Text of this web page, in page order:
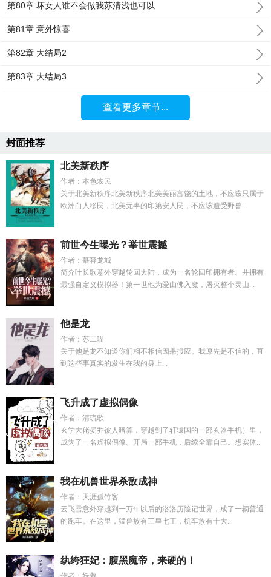
第80章 坏女人谁不会做我苏清浅也可以
第81章 意外惊喜
第82章 大结局2
第83章 大结局3
查看更多章节...
封面推荐
北美新秩序
作者：本色农民
关于北美新秩序北美新秩序北美美丽富饶的土地，不应该只属于
欧洲白人移民，北美无辜的印第安人民，不应该遭受野兽...
前世今生曝光？举世震撼
作者：慕容龙城
简介叶长歌意外穿越轮回大陆，成为一名轮回印拥有者。并拥有
最强自定义模拟器！第一世他为爱由佛入魔，屠灭整个灵山...
他是龙
作者：苏二喵
关于他是龙不知道你们相不相信因果报应。我原先是不信的，直
到这些事真实的发生在我的身上...
飞升成了虚拟偶像
作者：清琉歌
玄学大佬晏乔被人暗算，穿越到了轩辕国的一部玄器手机）里，
成为了一名虚拟偶像。开局一部手机，后续全靠自己。想实体...
我在机兽世界杀敌成神
作者：天涯孤竹客
云飞雪意外穿越到一万年以后的洛洛历险记世界，成了一辆普通
的跑车。在这里，猛兽族有三皇七王，机车族有十大...
纨绔狂妃：腹黑魔帝，来硬的！